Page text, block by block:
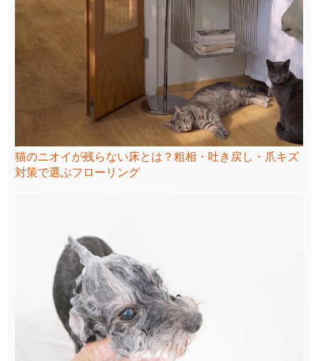
猫のニオイが残らない床とは？粗相・吐き戻し・爪キズ
対策で選ぶフローリング